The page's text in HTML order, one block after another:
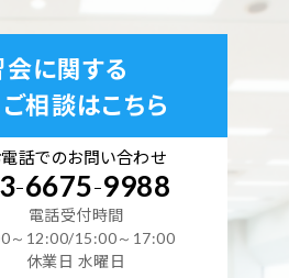
に関する
ご相談はこちら
電話でのお問い合わせ
-6675-9988
電話受付時間
～12:00/15:00～17:00
休業日 水曜日